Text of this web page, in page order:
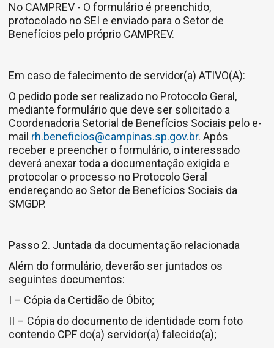
No CAMPREV - O formulário é preenchido,
protocolado no SEI e enviado para o Setor de
Benefícios pelo próprio CAMPREV.
Em caso de falecimento de servidor(a) ATIVO(A):
O pedido pode ser realizado no Protocolo Geral,
mediante formulário que deve ser solicitado a
Coordenadoria Setorial de Benefí­cios Sociais pelo e-
mail rh.beneficios@campinas.sp.gov.br. Após
receber e preencher o formulário, o interessado
deverá anexar toda a documentação exigida e
protocolar o processo no Protocolo Geral
endereçando ao Setor de Benefí­cios Sociais da
SMGDP.
Passo 2. Juntada da documentação relacionada
Além do formulário, deverão ser juntados os
seguintes documentos:
I – Cópia da Certidão de Óbito;
II – Cópia do documento de identidade com foto
contendo CPF do(a) servidor(a) falecido(a);